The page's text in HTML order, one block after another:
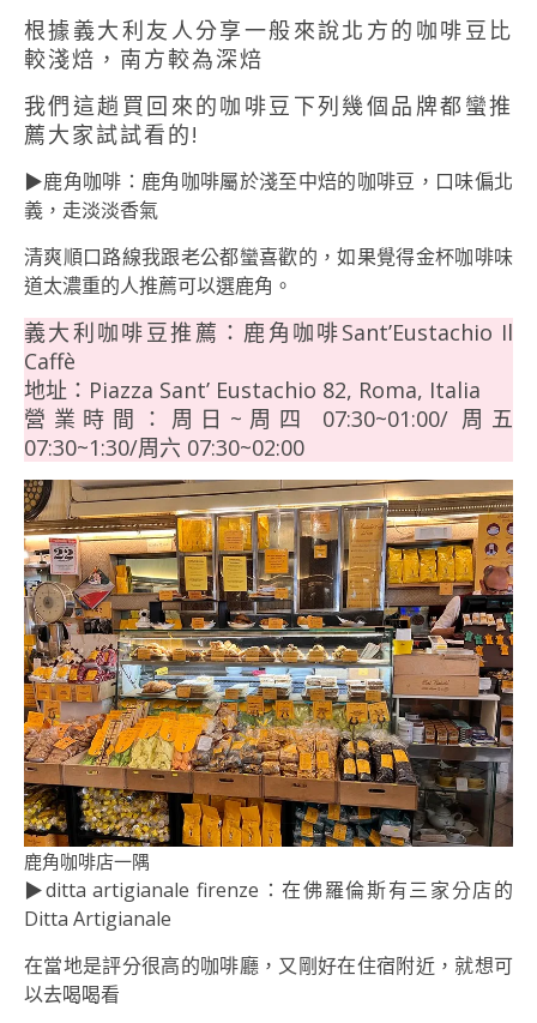
根據義大利友人分享一般來說北方的咖啡豆比
較淺焙，南方較為深焙
我們這趟買回來的咖啡豆下列幾個品牌都蠻推
薦大家試試看的!
▶鹿角咖啡：鹿角咖啡屬於淺至中焙的咖啡豆，口味偏北
義，走淡淡香氣
清爽順口路線我跟老公都蠻喜歡的，如果覺得金杯咖啡味
道太濃重的人推薦可以選鹿角。
義大利咖啡豆推薦：鹿角咖啡Sant’Eustachio Il
Caffè
地址：Piazza Sant’ Eustachio 82, Roma, Italia
營業時間：周日~周四 07:30~01:00/ 周五
07:30~1:30/周六 07:30~02:00
鹿角咖啡店一隅
▶ditta artigianale firenze：在佛羅倫斯有三家分店的
Ditta Artigianale
在當地是評分很高的咖啡廳，又剛好在住宿附近，就想可
以去喝喝看